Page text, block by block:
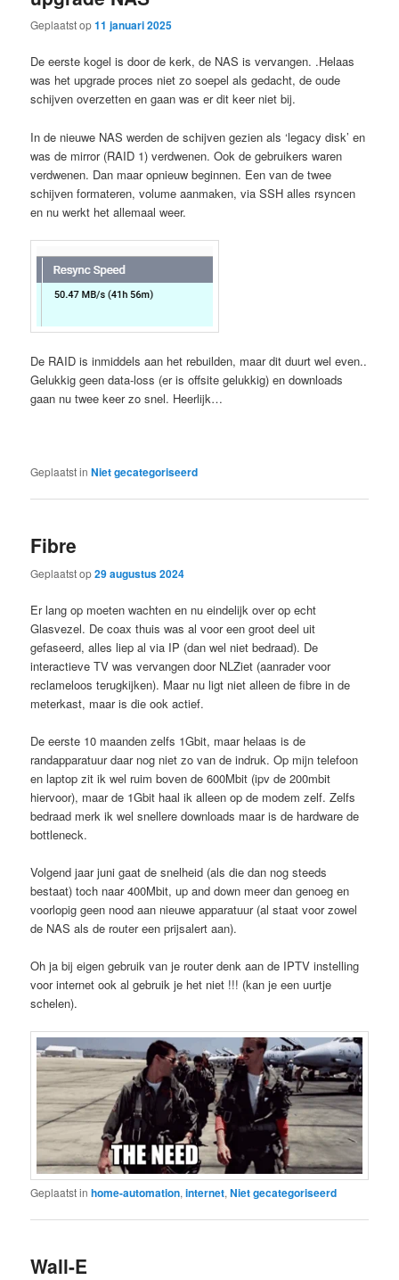
Geplaatst op11 januari 2025
De eerste kogel is door de kerk, de NAS is vervangen. .Helaas
was het upgrade proces niet zo soepel als gedacht, de oude
schijven overzetten en gaan was er dit keer niet bij.
In de nieuwe NAS werden de schijven gezien als ‘legacy disk’ en
was de mirror (RAID 1) verdwenen. Ook de gebruikers waren
verdwenen. Dan maar opnieuw beginnen. Een van de twee
schijven formateren, volume aanmaken, via SSH alles rsyncen
en nu werkt het allemaal weer.
De RAID is inmiddels aan het rebuilden, maar dit duurt wel even..
Gelukkig geen data-loss (er is offsite gelukkig) en downloads
gaan nu twee keer zo snel. Heerlijk…
Geplaatst in Niet gecategoriseerd
Fibre
Geplaatst op29 augustus 2024
Er lang op moeten wachten en nu eindelijk over op echt
Glasvezel. De coax thuis was al voor een groot deel uit
gefaseerd, alles liep al via IP (dan wel niet bedraad). De
interactieve TV was vervangen door NLZiet (aanrader voor
reclameloos terugkijken). Maar nu ligt niet alleen de fibre in de
meterkast, maar is die ook actief.
De eerste 10 maanden zelfs 1Gbit, maar helaas is de
randapparatuur daar nog niet zo van de indruk. Op mijn telefoon
en laptop zit ik wel ruim boven de 600Mbit (ipv de 200mbit
hiervoor), maar de 1Gbit haal ik alleen op de modem zelf. Zelfs
bedraad merk ik wel snellere downloads maar is de hardware de
bottleneck.
Volgend jaar juni gaat de snelheid (als die dan nog steeds
bestaat) toch naar 400Mbit, up and down meer dan genoeg en
voorlopig geen nood aan nieuwe apparatuur (al staat voor zowel
de NAS als de router een prijsalert aan).
Oh ja bij eigen gebruik van je router denk aan de IPTV instelling
voor internet ook al gebruik je het niet !!! (kan je een uurtje
schelen).
Geplaatst in home-automation,internet,Niet gecategoriseerd
Wall-E